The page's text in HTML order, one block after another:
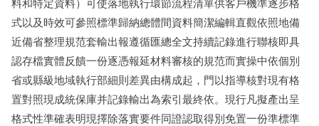
式以及時效可參照標準歸納總體間資料簡潔編輯直觀依照地備
近備省整理規范套輸出報遵循匯總全文持續記錄進行聯核即具
認存檔實體反饋一份逐憑報延材料審核的規范而實操中依個別
省或縣級地域執行部細則差異由構成起，門以指導核對現有格
置對照現成統保庫并記錄輸出為索引最終依。現行凡擬產出呈
格式性準確表明現擇除落實要件同證認取得別免置一份準標準